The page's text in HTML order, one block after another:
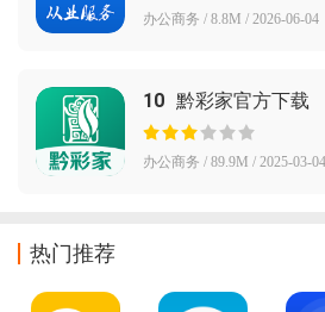
办公商务 / 8.8M / 2026-06-04
10 黔彩家官方下载
办公商务 / 89.9M / 2025-03-04
热门推荐